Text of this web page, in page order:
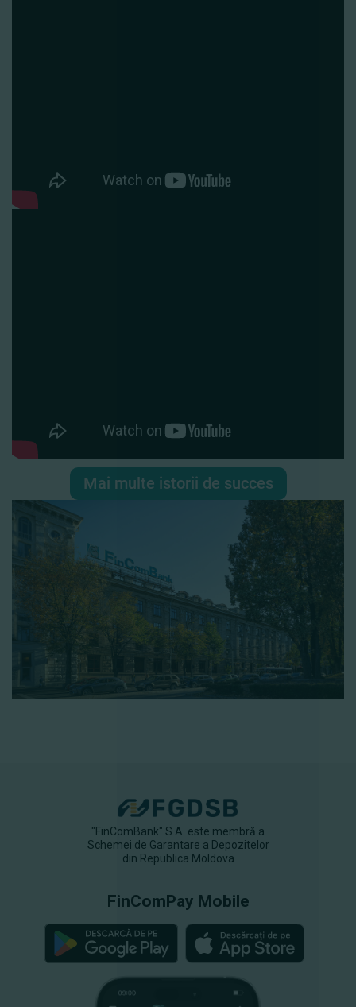
Mai multe istorii de succes
"FinComBank" S.A. este membră a
Schemei de Garantare a Depozitelor
din Republica Moldova
FinComPay Mobile